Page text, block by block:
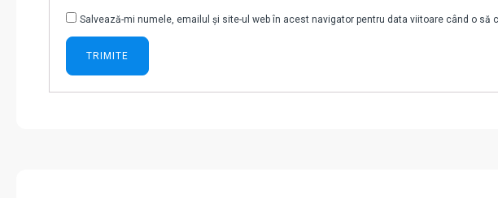
Salvează-mi numele, emailul și site-ul web în acest navigator pentru data viitoare când o să